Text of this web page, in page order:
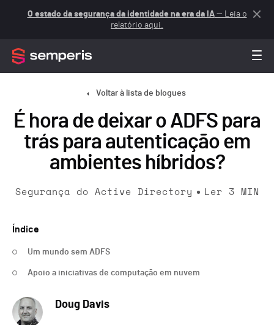
O estado da segurança da identidade na era da IA— Leia o
relatório aqui.
Voltar à lista de blogues
É hora de deixar o ADFS para
trás para autenticação em
ambientes híbridos?
Segurança do Active Directory Ler 3 MIN
Índice
Um mundo sem ADFS
Apoio a iniciativas de computação em nuvem
Doug Davis